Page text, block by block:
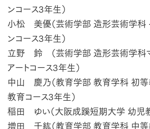
ンコース3年生）
小松 美優（芸術学部 造形芸術学科 イ
ンコース3年生）
立野 鈴 （芸術学部 造形芸術学科マ
アートコース3年生）
中山 慶乃（教育学部 教育学科 初
教育コース3年生）
稲田 ゆい（大阪成蹊短期大学 幼児
増田 千紘（教育学部 教育学科 中